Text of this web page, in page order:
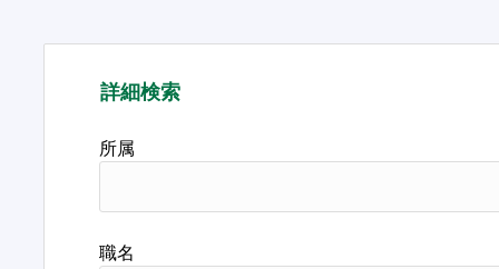
詳細検索
所属
職名